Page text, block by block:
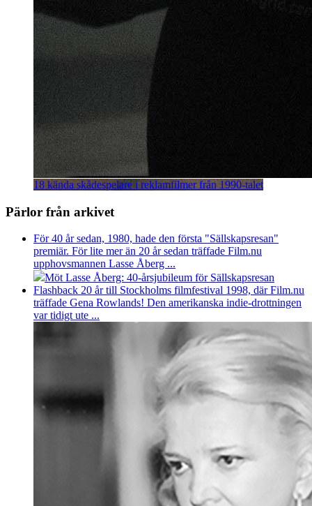
18 kända skådespelare i reklamfilmer från 1990-talet
Pärlor från arkivet
För 40 år sedan, 1980, hade den första "Sällskapsresan"
premiär. För lite mer än 20 år sedan träffade Film.nu
upphovsmannen Lasse Åberg ...
Möt Lasse Åberg: 40-årsjubileum för Sällskapsresan
Flashback 20 år till Stockholms filmfestival 1998, där Film.nu
träffade Gena Rowlands! Den amerikanska indie-drottningen
var tidigt ute ...